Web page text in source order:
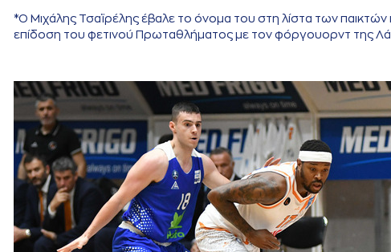
*Ο Μιχάλης Τσαϊρέλης έβαλε το όνομα του στη λίστα των
επίδοση του φετινού Πρωταθλήματος με τον φόργουορντ της